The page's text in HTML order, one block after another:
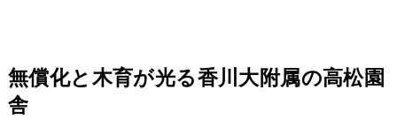
無償化と木育が光る香川大附属の高松園
舎